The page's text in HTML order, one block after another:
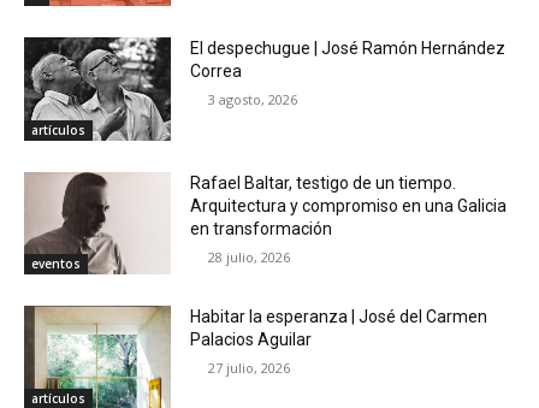
artículos
El despechugue | José Ramón Hernández
Correa
3 agosto, 2026
eventos
Rafael Baltar, testigo de un tiempo.
Arquitectura y compromiso en una Galicia
en transformación
28 julio, 2026
artículos
Habitar la esperanza | José del Carmen
Palacios Aguilar
27 julio, 2026